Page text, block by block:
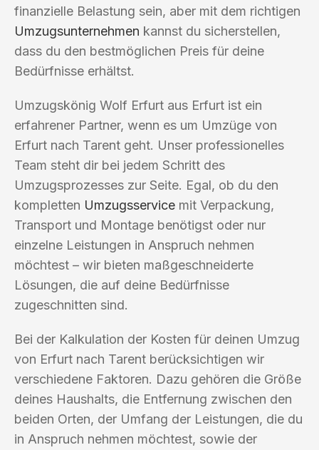
finanzielle Belastung sein, aber mit dem richtigen
Umzugsunternehmen kannst du sicherstellen,
dass du den bestmöglichen Preis für deine
Bedürfnisse erhältst.
Umzugskönig Wolf Erfurt aus Erfurt ist ein
erfahrener Partner, wenn es um Umzüge von
Erfurt nach Tarent geht. Unser professionelles
Team steht dir bei jedem Schritt des
Umzugsprozesses zur Seite. Egal, ob du den
kompletten Umzugsservice mit Verpackung,
Transport und Montage benötigst oder nur
einzelne Leistungen in Anspruch nehmen
möchtest – wir bieten maßgeschneiderte
Lösungen, die auf deine Bedürfnisse
zugeschnitten sind.
Bei der Kalkulation der Kosten für deinen Umzug
von Erfurt nach Tarent berücksichtigen wir
verschiedene Faktoren. Dazu gehören die Größe
deines Haushalts, die Entfernung zwischen den
beiden Orten, der Umfang der Leistungen, die du
in Anspruch nehmen möchtest, sowie der